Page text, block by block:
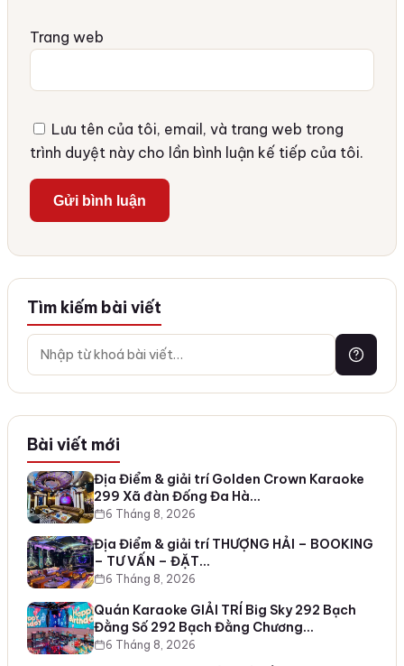
Trang web
Lưu tên của tôi, email, và trang web trong
trình duyệt này cho lần bình luận kế tiếp của tôi.
Tìm kiếm bài viết
Bài viết mới
Địa Điểm & giải trí Golden Crown Karaoke
299 Xã đàn Đống Đa Hà…
6 Tháng 8, 2026
Địa Điểm & giải trí THƯỢNG HẢI – BOOKING
– TƯ VẤN – ĐẶT…
6 Tháng 8, 2026
Quán Karaoke GIẢI TRÍ Big Sky 292 Bạch
Đằng Số 292 Bạch Đằng Chương…
6 Tháng 8, 2026